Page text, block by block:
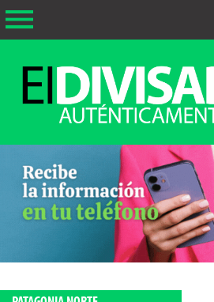
La fecha más antigua por
Buscar notas anteriores a